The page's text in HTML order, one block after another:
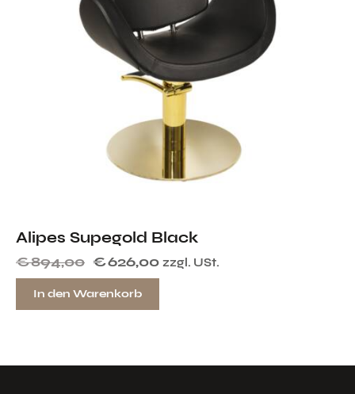
Alipes Supegold Black
€894,00 €626,00 zzgl. USt.
In den Warenkorb